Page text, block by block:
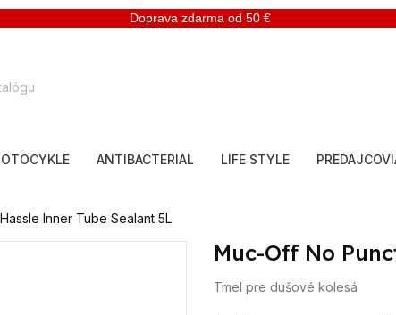
Doprava zdarma od 50 €
ANTIBACTERIAL LIFE STYLE
Inner Tube Sealant 5L
Muc-Off No
Tmel pre dušové kolesá